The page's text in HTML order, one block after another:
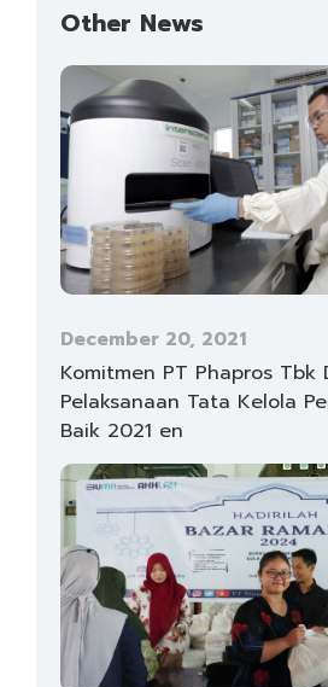
Other News
December 20, 2021
Komitmen PT Phapros Tbk
Pelaksanaan Tata Kelola
Baik 2021 en